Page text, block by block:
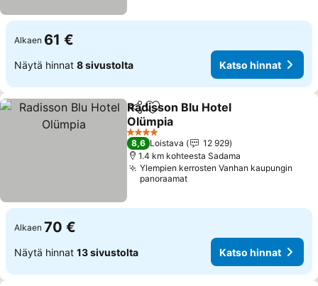
Alkaen 61 €
Näytä hinnat 8 sivustolta Katso hinnat
Jaa Lisää suosikkeihin
Radisson Blu Hotel
Olümpia
Katso hinnat
4 Tähtiluokitus
8,6 Loistava
12 929
1.4 km kohteesta Sadama
Ylempien kerrosten Vanhan kaupungin
panoraamat
Alkaen 70 €
Näytä hinnat 13 sivustolta Katso hinnat